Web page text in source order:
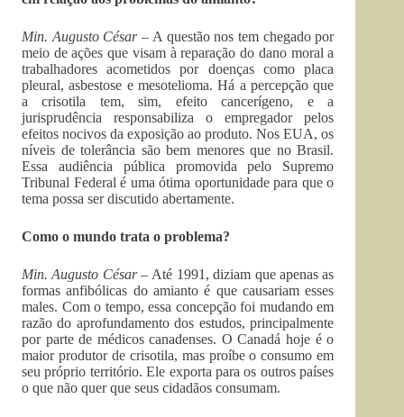
Min. Augusto César – A questão nos tem chegado por
meio de ações que visam à reparação do dano moral a
trabalhadores acometidos por doenças como placa
pleural, asbestose e mesotelioma. Há a percepção que
a crisotila tem, sim, efeito cancerígeno, e a
jurisprudência responsabiliza o empregador pelos
efeitos nocivos da exposição ao produto. Nos EUA, os
níveis de tolerância são bem menores que no Brasil.
Essa audiência pública promovida pelo Supremo
Tribunal Federal é uma ótima oportunidade para que o
tema possa ser discutido abertamente.
Como o mundo trata o problema?
Min. Augusto César – Até 1991, diziam que apenas as
formas anfibólicas do amianto é que causariam esses
males. Com o tempo, essa concepção foi mudando em
razão do aprofundamento dos estudos, principalmente
por parte de médicos canadenses. O Canadá hoje é o
maior produtor de crisotila, mas proíbe o consumo em
seu próprio território. Ele exporta para os outros países
o que não quer que seus cidadãos consumam.